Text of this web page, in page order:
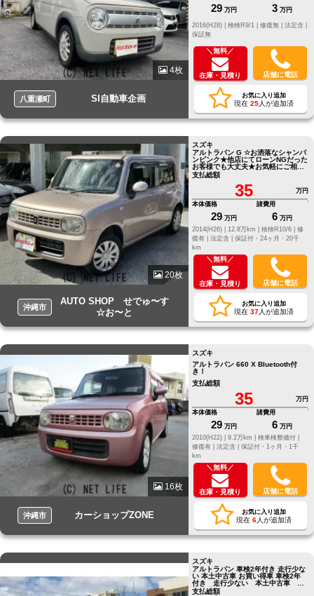
4枚
八重瀬町 SI自動車企画
29 万円 3 万円
修復無 | 法定含 |
保証無
＼無料／
在庫・見積り 店舗に電話
お気に入り追加
現在 25人が追加済
20枚
沖縄市
AUTO SHOP せでゅ〜す
☆お〜と
スズキ
アルトラパン G ☆お洒落なシャンパ
ンピンク★他店にてローンNGだった
お客様でも大丈夫★お気軽にご相談
ください☆
支払総額
35
万円
本体価格
29 万円
諸費用
6 万円
2014(H26) |
12.8万km | 検検R10/6 | 修
復有 | 法定含 | 保証付・24ヶ月・20千
km
＼無料／
在庫・見積り 店舗に電話
お気に入り追加
現在 37人が追加済
16枚
沖縄市 カーショップZONE
スズキ
アルトラパン 660 X Bluetooth付
き！
支払総額
35
万円
本体価格
29 万円
諸費用
6 万円
2010(H22) |
9.2万km |
検車検整備付 |
修復有 | 法定含 | 保証付・1ヶ月・1千
km
＼無料／
在庫・見積り 店舗に電話
お気に入り追加
現在 6人が追加済
スズキ
アルトラパン 車検2年付き 走行少な
い 本土中古車 お買い得車 車検2年
付き 走行少ない 本土中古車 お
買い得車
支払総額